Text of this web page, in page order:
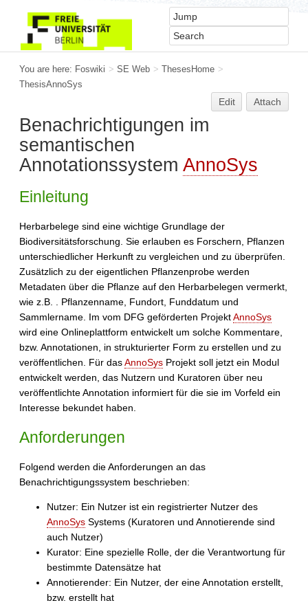
You are here: Foswiki > SE Web > ThesesHome >
ThesisAnnoSys
Edit Attach
Benachrichtigungen im
semantischen
Annotationssystem AnnoSys
Einleitung
Herbarbelege sind eine wichtige Grundlage der
Biodiversitätsforschung. Sie erlauben es Forschern, Pflanzen
unterschiedlicher Herkunft zu vergleichen und zu überprüfen.
Zusätzlich zu der eigentlichen Pflanzenprobe werden
Metadaten über die Pflanze auf den Herbarbelegen vermerkt,
wie z.B. . Pflanzenname, Fundort, Funddatum und
Sammlername. Im vom DFG geförderten ProjektAnnoSys
wird eine Onlineplattform entwickelt um solche Kommentare,
bzw. Annotationen, in strukturierter Form zu erstellen und zu
veröffentlichen. Für dasAnnoSys Projekt soll jetzt ein Modul
entwickelt werden, das Nutzern und Kuratoren über neu
veröffentlichte Annotation informiert für die sie im Vorfeld ein
Interesse bekundet haben.
Anforderungen
Folgend werden die Anforderungen an das
Benachrichtigungssystem beschrieben:
Nutzer: Ein Nutzer ist ein registrierter Nutzer des
AnnoSys Systems (Kuratoren und Annotierende sind
auch Nutzer)
Kurator: Eine spezielle Rolle, der die Verantwortung für
bestimmte Datensätze hat
Annotierender: Ein Nutzer, der eine Annotation erstellt,
bzw. erstellt hat